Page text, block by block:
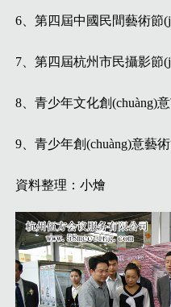
6、第四屆中國民間藝術節
7、第四屆杭州市民攝影節
8、青少年文化創(chuàng)
9、青少年創(chuàng)意藝
資料整理：小燴